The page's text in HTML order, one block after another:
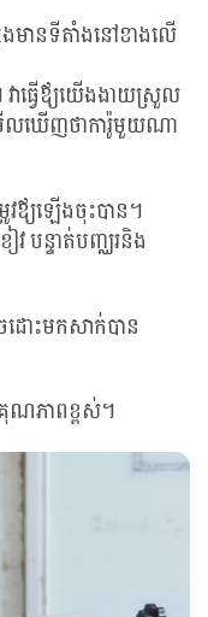
មានទីតាំងនៅខាងលើ
ាធ្វើឪ្យយើងងាយស្រួល
មើលឃើញថាការ៉ូមួយណា
ឪ្យឡើងចុះបាន។
វ បន្ទាត់បញ្ឈរនិង
ដោះមកសាក់បាន
គុណភាពខ្ពស់។